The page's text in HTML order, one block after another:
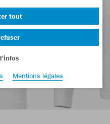
tout
Mentions légales